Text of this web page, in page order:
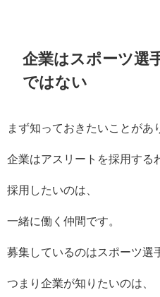
企業はスポーツ選
ではない
まず知っておきたいことがあ
企業はアスリートを採用する
採用したいのは、
一緒に働く仲間です。
募集しているのはスポーツ選
つまり企業が知りたいのは、